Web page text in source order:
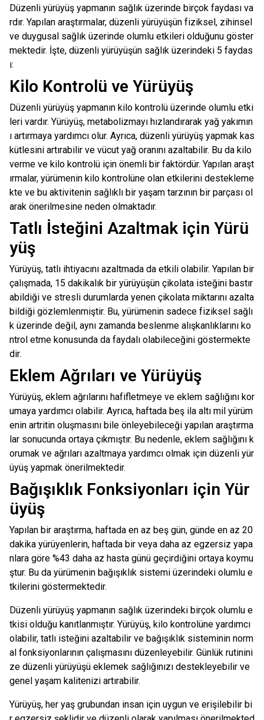
Düzenli yürüyüş yapmanın sağlık üzerinde birçok faydası va
rdır. Yapılan araştırmalar, düzenli yürüyüşün fiziksel, zihinsel
ve duygusal sağlık üzerinde olumlu etkileri olduğunu göster
mektedir. İşte, düzenli yürüyüşün sağlık üzerindeki 5 faydas
ı:
Kilo Kontrolü ve Yürüyüş
Düzenli yürüyüş yapmanın kilo kontrolü üzerinde olumlu etki
leri vardır. Yürüyüş, metabolizmayı hızlandırarak yağ yakımın
ı artırmaya yardımcı olur. Ayrıca, düzenli yürüyüş yapmak kas
kütlesini artırabilir ve vücut yağ oranını azaltabilir. Bu da kilo
verme ve kilo kontrolü için önemli bir faktördür. Yapılan araşt
ırmalar, yürümenin kilo kontrolüne olan etkilerini destekleme
kte ve bu aktivitenin sağlıklı bir yaşam tarzının bir parçası ol
arak önerilmesine neden olmaktadır.
Tatlı İsteğini Azaltmak için Yürü
yüş
Yürüyüş, tatlı ihtiyacını azaltmada da etkili olabilir. Yapılan bir
çalışmada, 15 dakikalık bir yürüyüşün çikolata isteğini bastır
abildiği ve stresli durumlarda yenen çikolata miktarını azalta
bildiği gözlemlenmiştir. Bu, yürümenin sadece fiziksel sağlı
k üzerinde değil, aynı zamanda beslenme alışkanlıklarını ko
ntrol etme konusunda da faydalı olabileceğini göstermekte
dir.
Eklem Ağrıları ve Yürüyüş
Yürüyüş, eklem ağrılarını hafifletmeye ve eklem sağlığını kor
umaya yardımcı olabilir. Ayrıca, haftada beş ila altı mil yürüm
enin artritin oluşmasını bile önleyebileceği yapılan araştırma
lar sonucunda ortaya çıkmıştır. Bu nedenle, eklem sağlığını k
orumak ve ağrıları azaltmaya yardımcı olmak için düzenli yür
üyüş yapmak önerilmektedir.
Bağışıklık Fonksiyonları için Yür
üyüş
Yapılan bir araştırma, haftada en az beş gün, günde en az 20
dakika yürüyenlerin, haftada bir veya daha az egzersiz yapa
nlara göre %43 daha az hasta günü geçirdiğini ortaya koymu
ştur. Bu da yürümenin bağışıklık sistemi üzerindeki olumlu e
tkilerini göstermektedir.
Düzenli yürüyüş yapmanın sağlık üzerindeki birçok olumlu e
tkisi olduğu kanıtlanmıştır. Yürüyüş, kilo kontrolüne yardımcı
olabilir, tatlı isteğini azaltabilir ve bağışıklık sisteminin norm
al fonksiyonlarının çalışmasını düzenleyebilir. Günlük rutinini
ze düzenli yürüyüşü eklemek sağlığınızı destekleyebilir ve
genel yaşam kalitenizi artırabilir.
Yürüyüş, her yaş grubundan insan için uygun ve erişilebilir bi